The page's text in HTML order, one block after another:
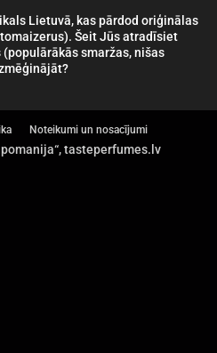
Lietuvā, kas pārdod oriģinālas
Šeit Jūs atradīsiet
smaržas, nišas
Noteikumi un nosacījumi
tasteperfumes.lv